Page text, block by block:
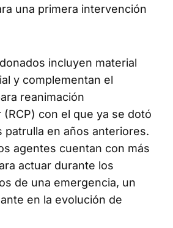
una primera intervención
incluyen material
y complementan el
reanimación
con el que ya se dotó
patrulla en años anteriores.
agentes cuentan con más
actuar durante los
de una emergencia, un
en la evolución de